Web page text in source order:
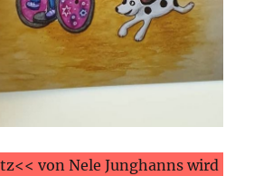
von Nele Junghanns wird